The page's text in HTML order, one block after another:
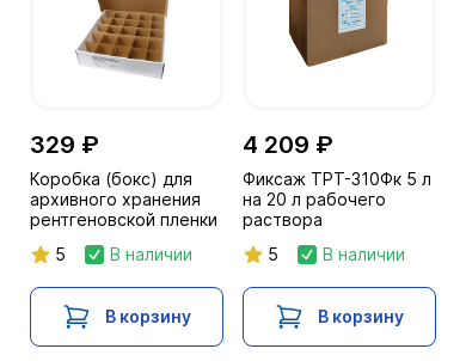
329 ₽
Коробка (бокс) для
архивного хранения
рентгеновской пленки
5
В наличии
В корзину
4 209 ₽
Фиксаж ТРТ-310Фк 5 л
на 20 л рабочего
раствора
5
В наличии
В корзину